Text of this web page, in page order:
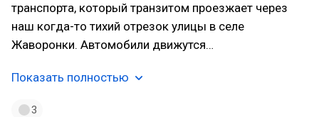
транспорта, который транзитом проезжает через
наш когда-то тихий отрезок улицы в селе
Жаворонки. Автомобили движутся…
Показать полностью
3